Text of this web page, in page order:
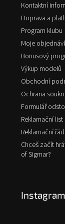
Kontaktní
Doprava a
Program klubu
Moje
Bonusový
Výkup modelů
Obchodní
Ochrana
Formulář
Reklamační list
Reklamační řád
Chceš začít
of Sigmar?
Instagram